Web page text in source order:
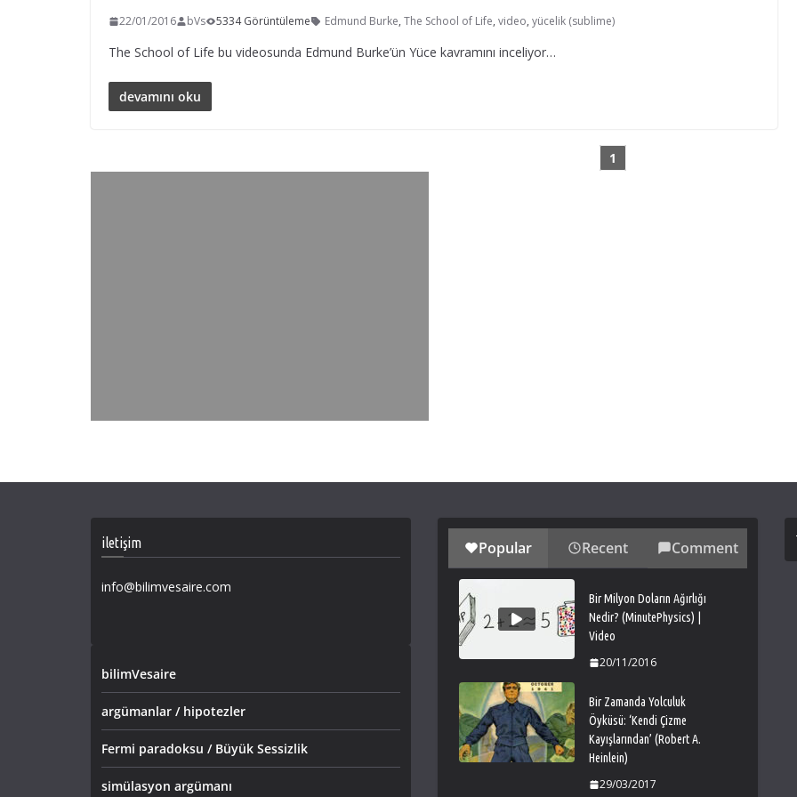
22/01/2016 bVs 5334 Görüntüleme Edmund Burke, The School of Life, video, yücelik (sublime)
The School of Life bu videosunda Edmund Burke’ün Yüce kavramını inceliyor…
devamını oku
1
iletişim
info@bilimvesaire.com
bilimVesaire
argümanlar / hipotezler
Fermi paradoksu / Büyük Sessizlik
simülasyon argümanı
Popular Recent Comment
Bir Milyon Doların Ağırlığı
Nedir? (MinutePhysics) |
Video
20/11/2016
Bir Zamanda Yolculuk
Öyküsü: ‘Kendi Çizme
Kayışlarından’ (Robert A.
Heinlein)
29/03/2017